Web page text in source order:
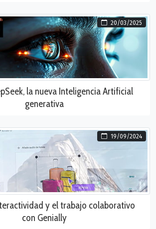
20/03/2025
la nueva Inteligencia Artificial
generativa
19/09/2024
y el trabajo colaborativo
con Genially